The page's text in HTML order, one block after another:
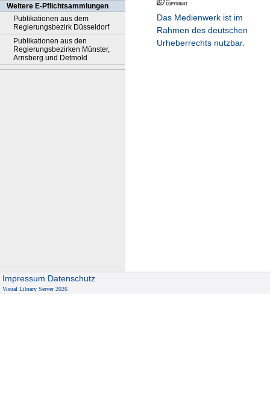
Weitere E-Pflichtsammlungen
Publikationen aus dem
Regierungsbezirk Düsseldorf
Publikationen aus den
Regierungsbezirken Münster,
Arnsberg und Detmold
Das Medienwerk ist im
Rahmen des deutschen
Urheberrechts nutzbar.
Impressum Datenschutz
Visual Library Server 2026